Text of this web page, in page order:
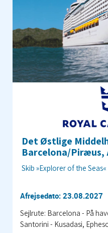
Det Østlige
Barcelona/Piræus,
Skib »Explorer of the Seas«
Afrejsedato: 23.08.2027
Sejlrute: Barcelona - På
Santorini - Kusadasi,